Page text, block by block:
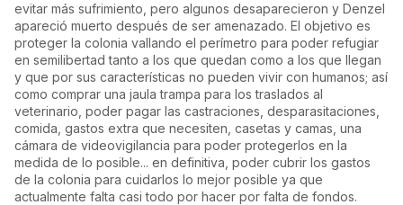
evitar más sufrimiento, pero algunos desaparecieron y Denzel
apareció muerto después de ser amenazado. El objetivo es
proteger la colonia vallando el perímetro para poder refugiar
en semilibertad tanto a los que quedan como a los que llegan
y que por sus características no pueden vivir con humanos; así
como comprar una jaula trampa para los traslados al
veterinario, poder pagar las castraciones, desparasitaciones,
comida, gastos extra que necesiten, casetas y camas, una
cámara de videovigilancia para poder protegerlos en la
medida de lo posible... en definitiva, poder cubrir los gastos
de la colonia para cuidarlos lo mejor posible ya que
actualmente falta casi todo por hacer por falta de fondos.